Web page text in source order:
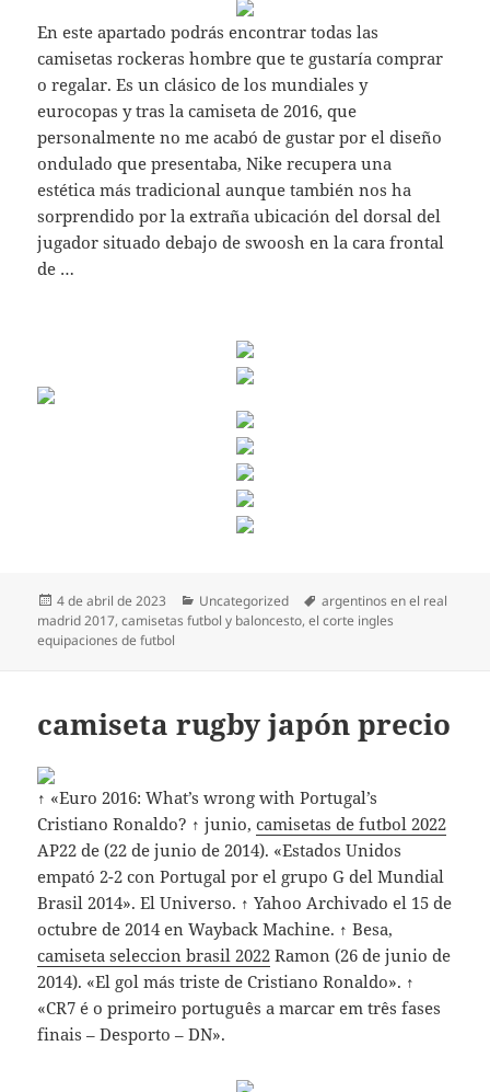
En este apartado podrás encontrar todas las
camisetas rockeras hombre que te gustaría comprar
o regalar. Es un clásico de los mundiales y
eurocopas y tras la camiseta de 2016, que
personalmente no me acabó de gustar por el diseño
ondulado que presentaba, Nike recupera una
estética más tradicional aunque también nos ha
sorprendido por la extraña ubicación del dorsal del
jugador situado debajo de swoosh en la cara frontal
de …
Publicado
el
4 de abril de 2023 Categorías
Uncategorized Etiquetas
argentinos en el real
madrid 2017,camisetas futbol y baloncesto,el corte ingles
equipaciones de futbol
camiseta rugby japón precio
↑ «Euro 2016: What’s wrong with Portugal’s
Cristiano Ronaldo? ↑ junio,camisetas de futbol 2022
AP22 de (22 de junio de 2014). «Estados Unidos
empató 2-2 con Portugal por el grupo G del Mundial
Brasil 2014». El Universo. ↑ Yahoo Archivado el 15 de
octubre de 2014 en Wayback Machine. ↑ Besa,
camiseta seleccion brasil 2022 Ramon (26 de junio de
2014). «El gol más triste de Cristiano Ronaldo». ↑
«CR7 é o primeiro português a marcar em três fases
finais – Desporto – DN».